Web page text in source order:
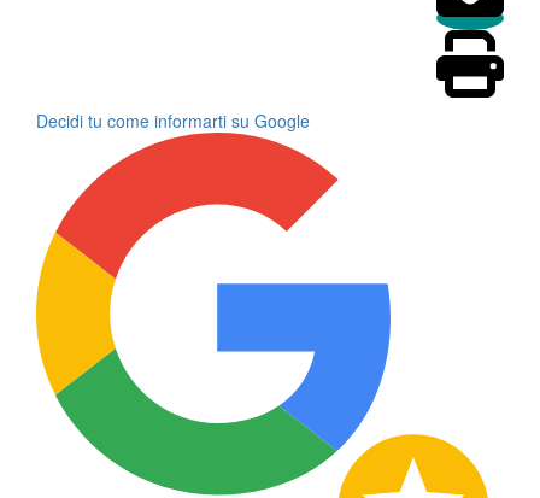
Decidi tu come informarti su Google